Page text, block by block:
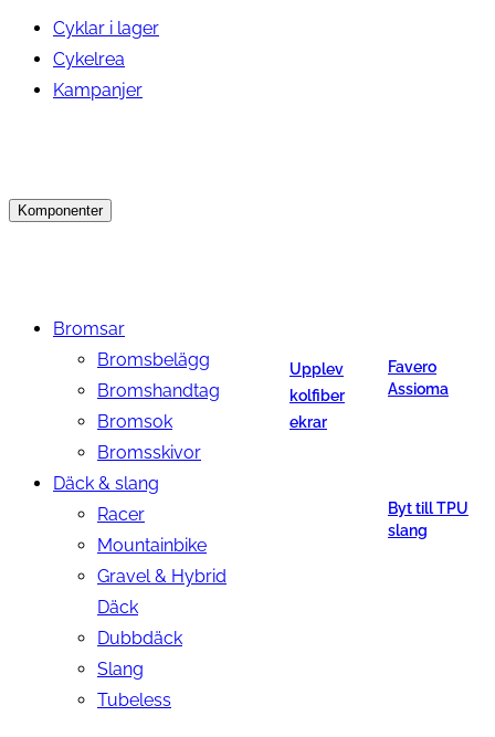
Cyklar i lager
Cykelrea
Kampanjer
Komponenter
Bromsar
Bromsbelägg
Bromshandtag
Bromsok
Bromsskivor
Däck & slang
Racer
Mountainbike
Gravel & Hybrid
Däck
Dubbdäck
Slang
Tubeless
Upplev
kolfiber
ekrar
Favero
Assioma
Byt till TPU
slang